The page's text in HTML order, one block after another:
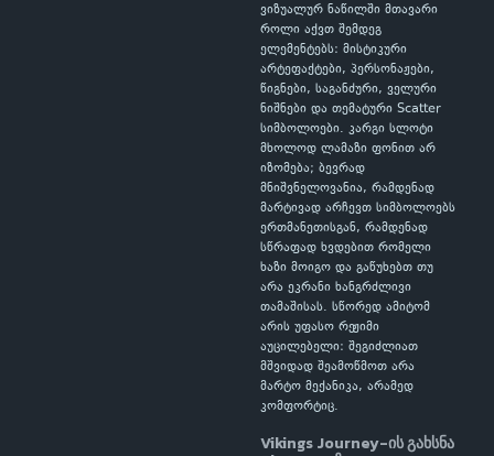
ვიზუალურ ნაწილში მთავარი
როლი აქვთ შემდეგ
ელემენტებს: მისტიკური
არტეფაქტები, პერსონაჟები,
წიგნები, საგანძური, ველური
ნიშნები და თემატური Scatter
სიმბოლოები. კარგი სლოტი
მხოლოდ ლამაზი ფონით არ
იზომება; ბევრად
მნიშვნელოვანია, რამდენად
მარტივად არჩევთ სიმბოლოებს
ერთმანეთისგან, რამდენად
სწრაფად ხვდებით რომელი
ხაზი მოიგო და გაწუხებთ თუ
არა ეკრანი ხანგრძლივი
თამაშისას. სწორედ ამიტომ
არის უფასო რეჟიმი
აუცილებელი: შეგიძლიათ
მშვიდად შეამოწმოთ არა
მარტო მექანიკა, არამედ
კომფორტიც.
Vikings Journey-ის გახსნა